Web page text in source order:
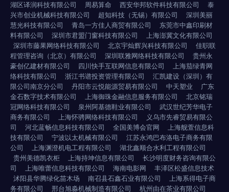
湖区译润科技有限公司
周易算命 西安华邦软件科技有限公司
泰
兴市创业机械科技有限公司
超知科技（无锡）有限公司
深圳美丽
慧光科技有限公司
青岛一方佳人商贸有限公司
东莞市中鑫印刷材
料有限公司
深圳市君盟门窗科技有限公司
上海澎冀文化有限公司
深圳市藤果网络科技有限公司
北京宇灿辉兴科技有限公司
佳职联
程管理咨询（北京）有限公司
深圳联雅网络科技有限公司
贵州永
豪创亿建材有限公司
四川快手互联网信息有限公司
上海茄绿青网
络科技有限公司
浙江书谱投资管理有限公司
汇凯建设（深圳）有
限公司南京分公司
丹阳市云悦能源贸易有限公司 中天塑业
广东
金石数字技术有限公司
上海御珠金融信息服务有限公司
北京铭瑞
冠网络科技有限公司
泉州阿基德鞋业有限公司
武汉世纪芳华电子
商务有限公司
上海怀骋网络科技有限公司
义乌市先睿贸易有限公
司
河北蓝畅信息科技有限公司 全国美博会官网
上海舰萱信息科
技有限公司
宁波以太机械有限公司
江苏永鸿巴布洛电子商务有限
公司
上海渊澄机电工程有限公司
湖北鑫顺合水利工程有限公司
贵州美德凯衣柜
上海持坤信息有限公司
长沙明度财务咨询有限公
司
上海唯蕾信息科技有限公司 海南电影网
丰泽区松盛信息技术
沭阳县华腾绿化苗木场
南召县石鑫石业有限公司
上海系得电子商
务有限公司
邢台旭淼机械制造有限公司 杭州由在茶业有限公司